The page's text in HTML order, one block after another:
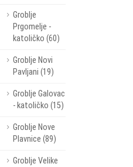
Groblje
Prgomelje -
katoličko (60)
Groblje Novi
Pavljani (19)
Groblje Galovac
- katoličko (15)
Groblje Nove
Plavnice (89)
Groblje Velike